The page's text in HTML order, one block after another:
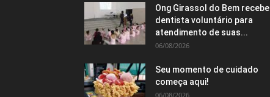
Ong Girassol do Bem recebe
dentista voluntário para
atendimento de suas...
06/08/2026
Seu momento de cuidado
começa aqui!
06/08/2026